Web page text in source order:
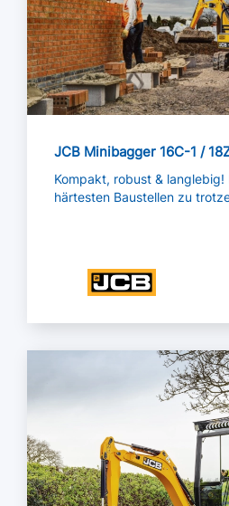
JCB Minibagger 16C-1 /
Kompakt, robust &
härtesten Baustellen zu